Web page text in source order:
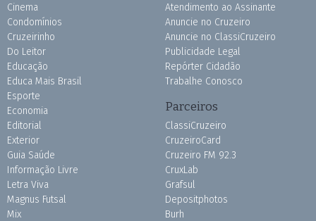
Cinema
Condomínios
Cruzeirinho
Do Leitor
Educação
Educa Mais Brasil
Esporte
Economia
Editorial
Exterior
Guia Saúde
Informação Livre
Letra Viva
Magnus Futsal
Mix
Atendimento ao Assinante
Anuncie no Cruzeiro
Anuncie no ClassiCruzeiro
Publicidade Legal
Repórter Cidadão
Trabalhe Conosco
Parceiros
ClassiCruzeiro
CruzeiroCard
Cruzeiro FM 92.3
CruxLab
Grafsul
Depositphotos
Burh